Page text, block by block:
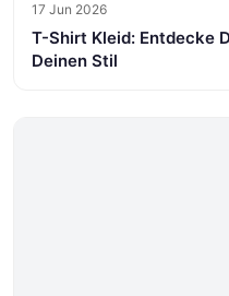
17 Jun 2026
T-Shirt Kleid: Entdecke
Deinen Stil